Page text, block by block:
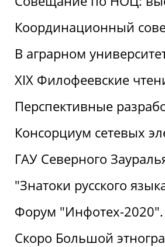
Координационный
В аграрном
XIX Филофеевские
Перспективные
Консорциум сетевых
ГАУ Северного
"Знатоки русского
Форум "Инфотех-2020".
Скоро Большой